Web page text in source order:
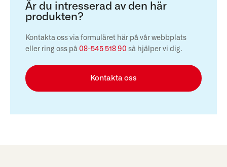
Är du intresserad av den här
produkten?
Kontakta oss via formuläret här på vår webbplats
eller ring oss på 08-545 518 90 så hjälper vi dig.
Kontakta oss